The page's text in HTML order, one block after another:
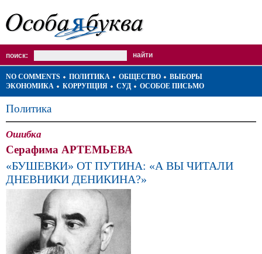
поиск:
NO COMMENTS ПОЛИТИКА ОБЩЕСТВО
ВЫБОРЫ
ЭКОНОМИКА
КОРРУПЦИЯ СУД ОСОБОЕ ПИСЬМО
Политика
Ошибка
Серафима АРТЕМЬЕВА
«БУШЕВКИ» ОТ ПУТИНА: «А ВЫ ЧИТАЛИ
ДНЕВНИКИ ДЕНИКИНА?»